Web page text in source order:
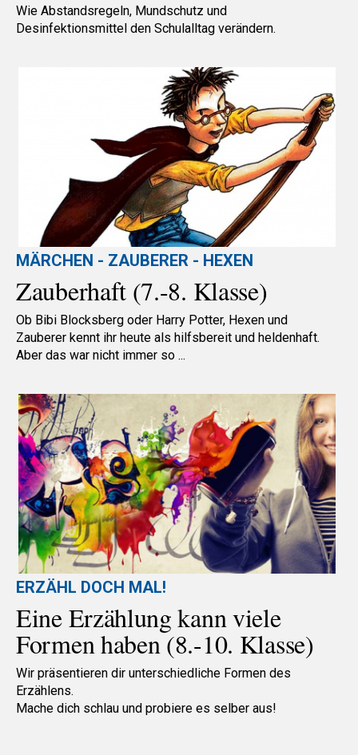
Wie Abstandsregeln, Mundschutz und
Desinfektionsmittel den Schulalltag verändern.
MÄRCHEN - ZAUBERER - HEXEN
Zauberhaft (7.-8. Klasse)
Ob Bibi Blocksberg oder Harry Potter, Hexen und
Zauberer kennt ihr heute als hilfsbereit und heldenhaft.
Aber das war nicht immer so ...
ERZÄHL DOCH MAL!
Eine Erzählung kann viele
Formen haben (8.-10. Klasse)
Wir präsentieren dir unterschiedliche Formen des
Erzählens.
Mache dich schlau und probiere es selber aus!